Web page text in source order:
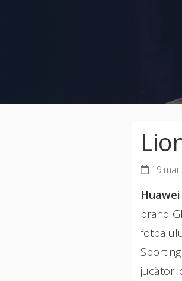
19
Huawei
brand
jucători